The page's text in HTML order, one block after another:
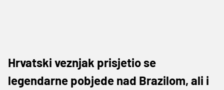
Hrvatski veznjak prisjetio se
legendarne pobjede nad Brazilom, ali i